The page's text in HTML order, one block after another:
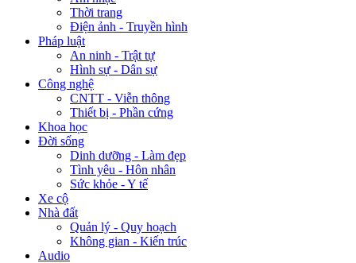
Thời trang
Điện ảnh - Truyền hình
Pháp luật
An ninh - Trật tự
Hình sự - Dân sự
Công nghệ
CNTT - Viễn thông
Thiết bị - Phần cứng
Khoa học
Đời sống
Dinh dưỡng - Làm đẹp
Tình yêu - Hôn nhân
Sức khỏe - Y tế
Xe cộ
Nhà đất
Quản lý - Quy hoạch
Không gian - Kiến trúc
Audio